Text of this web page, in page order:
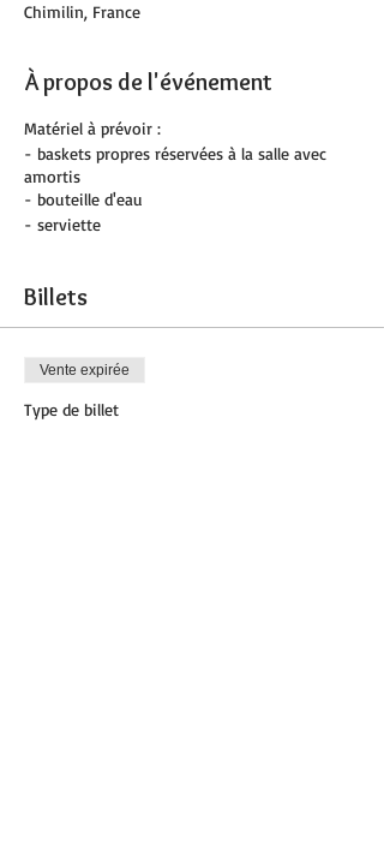
Chimilin, France
À propos de l'événement
Matériel à prévoir :
- baskets propres réservées à la salle avec
amortis
- bouteille d'eau
- serviette
Billets
Vente expirée
Type de billet